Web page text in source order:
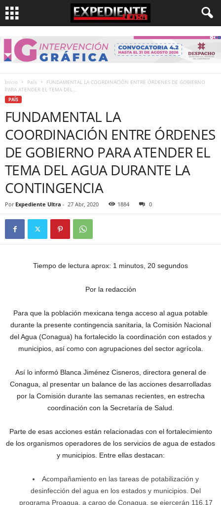
Inicio País
FUNDAMENTAL LA COORDINACIÓN ENTRE ÓRDENES DE GOBIERNO
PARA ATENDER EL TEMA DEL...
PAÍS
FUNDAMENTAL LA
COORDINACIÓN ENTRE ÓRDENES
DE GOBIERNO PARA ATENDER EL
TEMA DEL AGUA DURANTE LA
CONTINGENCIA
Por Expediente Ultra - 27 Abr, 2020 1884 0
Tiempo de lectura aprox: 1 minutos, 20 segundos
Por la redacción
Para que la población mexicana tenga acceso al agua potable
durante la presente contingencia sanitaria, la Comisión Nacional
del Agua (Conagua) ha fortalecido la coordinación con estados y
municipios, así como con agrupaciones del sector agrícola.
Así lo informó Blanca Jiménez Cisneros, directora general de
Conagua, al presentar un balance de las acciones desarrolladas
por la Comisión durante las semanas recientes, en estrecha
coordinación con la Secretaría de Salud.
Parte de esas acciones están relacionadas con el fortalecimiento
de los organismos operadores de los servicios de agua de estados
y municipios. Entre ellas destacan:
Acompañamiento en las tareas de potabilización y
desinfección del agua en los estados y municipios. Del
programa Proagua, a cargo de Conagua, se ejercerán 116.17